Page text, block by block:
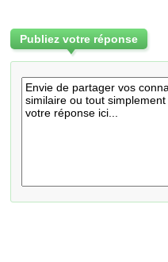
Publiez votre réponse